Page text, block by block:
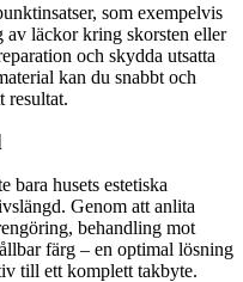
som exempelvis
av läckor kring skorsten eller
och skydda utsatta
kan du snabbt och
resultat.
bara husets estetiska
Genom att anlita
behandling mot
färg – en optimal lösning
till ett komplett takbyte.